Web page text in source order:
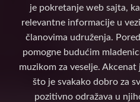
je pokretanje web sajta,
relevantne informacije u
članovima udruženja.
pomogne budućim
muzikom za veselje.
što je svakako dobro za
pozitivno odražava u